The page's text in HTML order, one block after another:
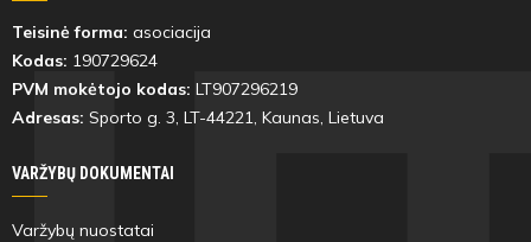
Teisinė forma: asociacija
Kodas: 190729624
PVM mokėtojo kodas: LT907296219
Adresas: Sporto g. 3, LT-44221, Kaunas, Lietuva
VARŽYBŲ DOKUMENTAI
Varžybų nuostatai